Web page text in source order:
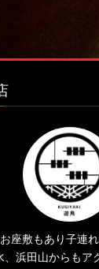
座敷もあり子連
、浜田山からもア